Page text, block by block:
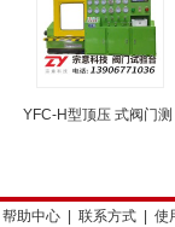
YFC-H型顶压 式阀门测
帮助中心 联系方式
使